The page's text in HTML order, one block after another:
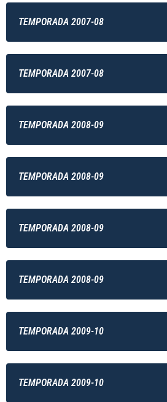
TEMPORADA 2007-08
TEMPORADA 2007-08
TEMPORADA 2008-09
TEMPORADA 2008-09
TEMPORADA 2008-09
TEMPORADA 2008-09
TEMPORADA 2009-10
TEMPORADA 2009-10